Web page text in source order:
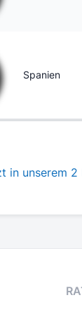
Spanien
in unserem